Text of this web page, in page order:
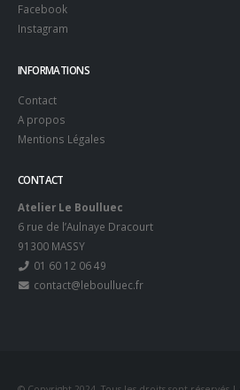
Facebook
Instagram
INFORMATIONS
Contact
A propos
Mentions Légales
CONTACT
Atelier Le Boulluec
6 rue de l’Aulnaye Dracourt
91300 MASSY
01 60 12 06 49
contact@leboulluec.fr